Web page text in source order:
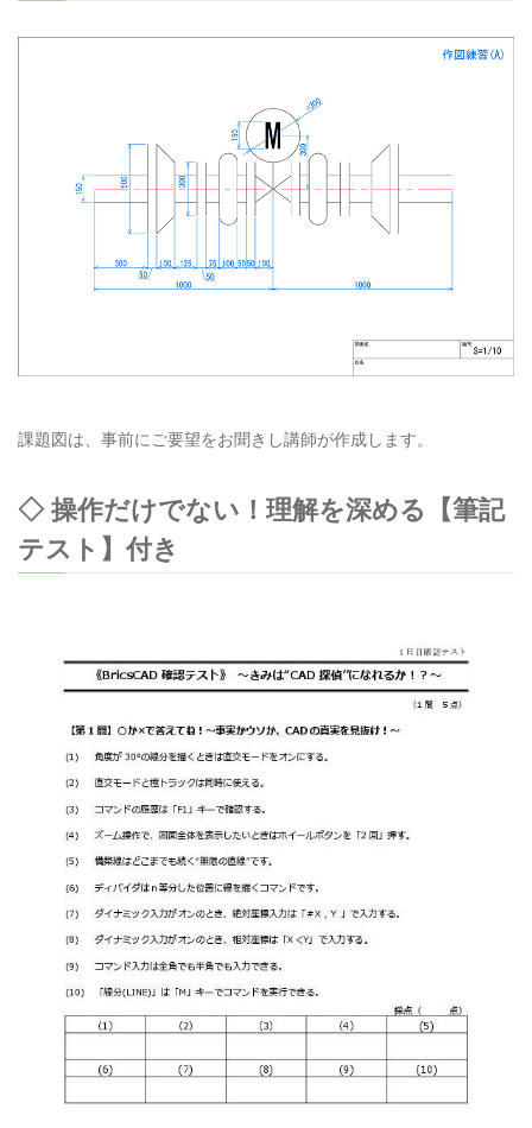
課題図は、事前にご要望をお聞きし講師が作成します。
◇ 操作だけでない！理解を深める【筆記
テスト】付き